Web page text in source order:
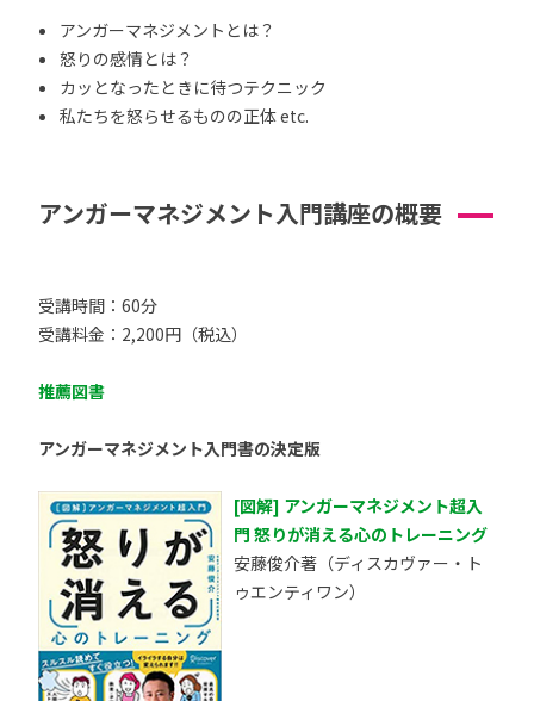
アンガーマネジメントとは？
怒りの感情とは？
カッとなったときに待つテクニック
私たちを怒らせるものの正体 etc.
アンガーマネジメント入門講座の概要
受講時間：60分
受講料金：2,200円（税込）
推薦図書
アンガーマネジメント入門書の決定版
[図解] アンガーマネジメント超入
門 怒りが消える心のトレーニング
安藤俊介著（ディスカヴァー・ト
ゥエンティワン）